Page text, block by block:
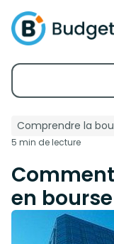
Comprendre la
5 min de lecture
en bourse